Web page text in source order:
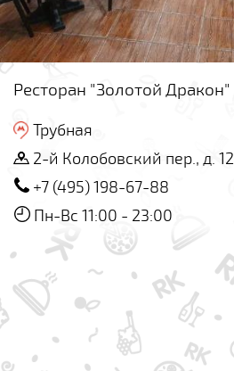
Ресторан "Золотой Дракон"
Трубная
2-й Колобовский пер., д. 12
+7 (495) 198-67-88
Пн-Вс 11:00 - 23:00